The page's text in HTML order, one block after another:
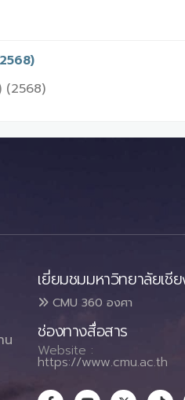
(2568)
น
เยี่ยมชมมหาวิทยาลัยเชี
CMU 360 องศา
ช่องทางสื่อสาร
Website :
https://www.cmu.ac.th